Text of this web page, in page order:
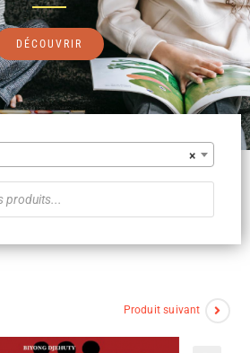
DÉCOUVRIR
×
Produit suivant